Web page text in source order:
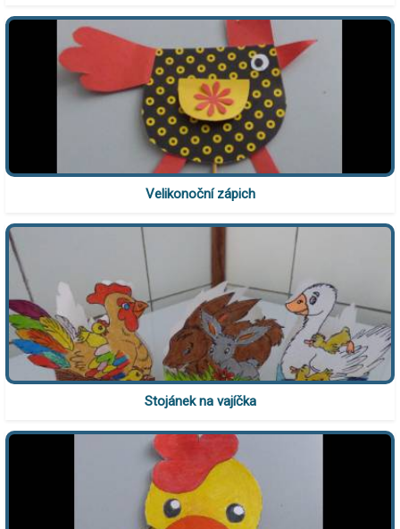
Velikonoční zápich
Stojánek na vajíčka